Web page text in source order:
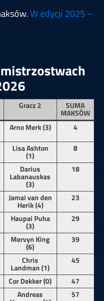
W edycji 2025 –
Gracz 2 SUMA
MAKSÓW
Arno Merk (3)
4
Lisa Ashton
(1)
8
Darius
Labanauskas
(3)
18
Jamai van den
Herik (4)
23
Haupai Puha
(3)
29
Mervyn King
(6)
39
Chris
Landman (1)
45
Cor Dekker (0)
47
Andreas
57